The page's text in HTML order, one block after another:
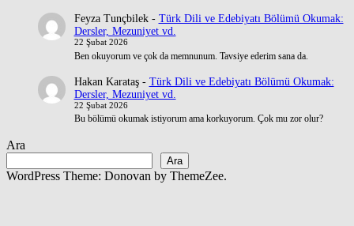
Feyza Tunçbilek- Türk Dili ve Edebiyatı Bölümü Okumak:
Dersler, Mezuniyet vd.
22 Şubat 2026
Ben okuyorum ve çok da memnunum. Tavsiye ederim sana da.
Hakan Karataş- Türk Dili ve Edebiyatı Bölümü Okumak:
Dersler, Mezuniyet vd.
22 Şubat 2026
Bu bölümü okumak istiyorum ama korkuyorum. Çok mu zor olur?
Ara
Ara
WordPress Theme: Donovan by ThemeZee.